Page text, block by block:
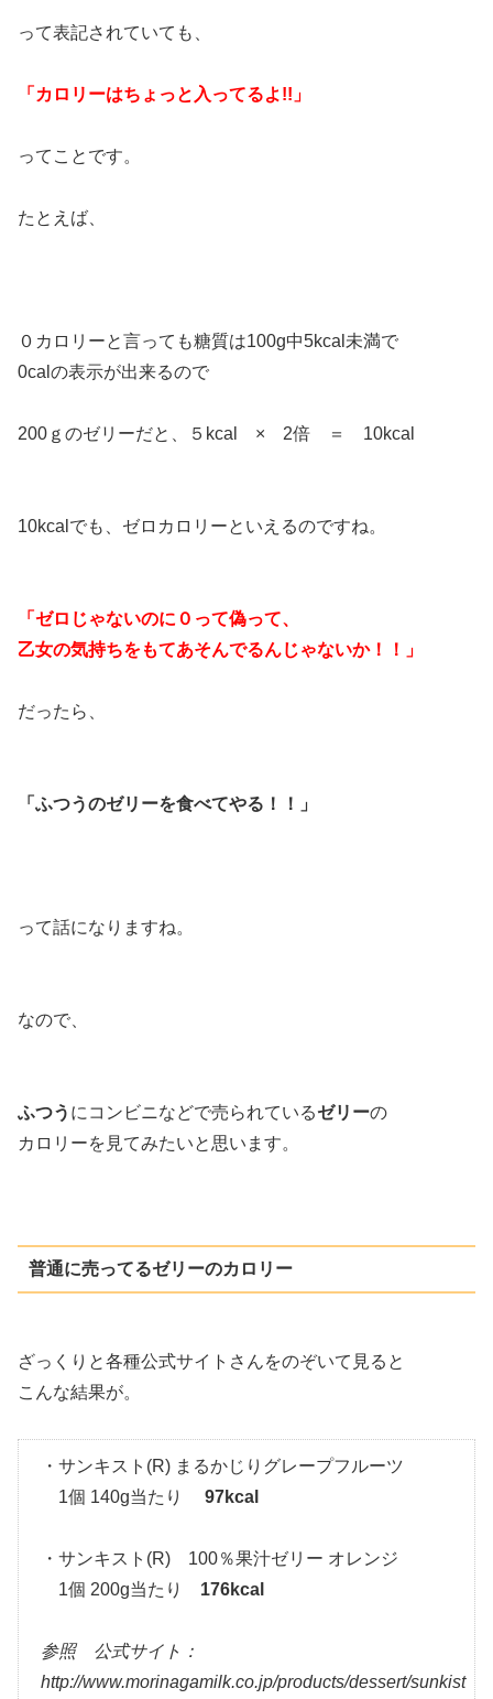
って表記されていても、
「カロリーはちょっと入ってるよ!!」
ってことです。
たとえば、
０カロリーと言っても糖質は100g中5kcal未満で
0calの表示が出来るので
200ｇのゼリーだと、５kcal × 2倍 ＝ 10kcal
10kcalでも、ゼロカロリーといえるのですね。
「ゼロじゃないのに０って偽って、
乙女の気持ちをもてあそんでるんじゃないか！！」
だったら、
「ふつうのゼリーを食べてやる！！」
って話になりますね。
なので、
ふつう にコンビニなどで売られているゼリーの
カロリーを見てみたいと思います。
普通に売ってるゼリーのカロリー
ざっくりと各種公式サイトさんをのぞいて見ると
こんな結果が。
・サンキスト(R) まるかじりグレープフルーツ
1個 140g当たり 97kcal
・サンキスト(R) 100％果汁ゼリー オレンジ
1個 200g当たり 176kcal
参照 公式サイト：
http://www.morinagamilk.co.jp/products/dessert/sunkist